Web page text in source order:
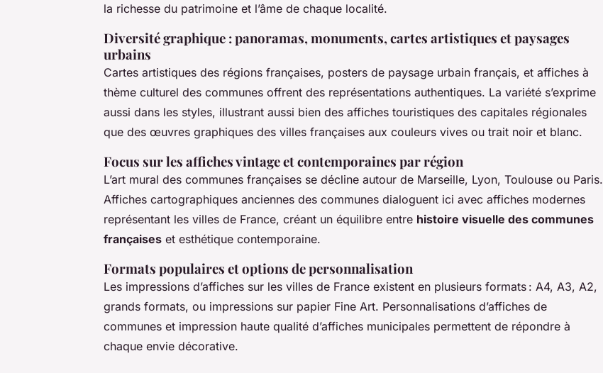
la richesse du patrimoine et l’âme de chaque localité.
Diversité graphique : panoramas, monuments, cartes artistiques et paysages
urbains
Cartes artistiques des régions françaises, posters de paysage urbain français, et affiches à
thème culturel des communes offrent des représentations authentiques. La variété s’exprime
aussi dans les styles, illustrant aussi bien des affiches touristiques des capitales régionales
que des œuvres graphiques des villes françaises aux couleurs vives ou trait noir et blanc.
Focus sur les affiches vintage et contemporaines par région
L’art mural des communes françaises se décline autour de Marseille, Lyon, Toulouse ou Paris.
Affiches cartographiques anciennes des communes dialoguent ici avec affiches modernes
représentant les villes de France, créant un équilibre entre histoire visuelle des communes
françaises et esthétique contemporaine.
Formats populaires et options de personnalisation
Les impressions d’affiches sur les villes de France existent en plusieurs formats : A4, A3, A2,
grands formats, ou impressions sur papier Fine Art. Personnalisations d’affiches de
communes et impression haute qualité d’affiches municipales permettent de répondre à
chaque envie décorative.